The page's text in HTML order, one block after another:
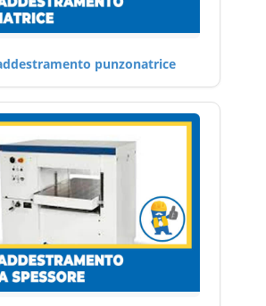
punzonatrice